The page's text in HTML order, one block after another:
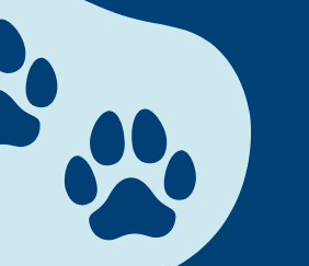
und rassebedingte Probleme
der Malteser zu mir?
ein Familienhund?
und Wissenswertes
Namensherkunft
des DFV-TierkrankenSchutz
Häufige Fragen